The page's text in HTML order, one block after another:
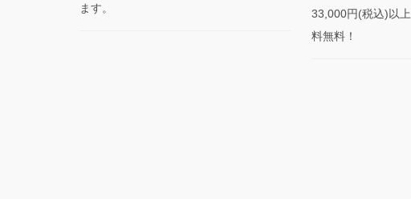
ます。
33,000円(税込)以
料無料！